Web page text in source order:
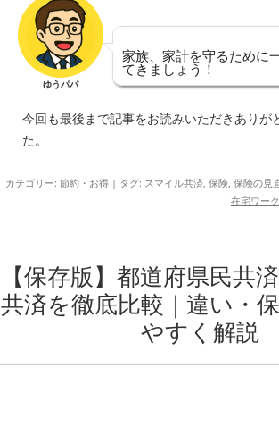
ゆうパパ
家族、家計を守るために
てきましょう！
今回も最後まで記事をお読みいただきありが
た。
カテゴリー: 節約・お得 | タグ: スマイル共済, 保険, 保険の見
在宅ワーク
【保存版】都道府県民共
共済を徹底比較｜違い・
やすく解説